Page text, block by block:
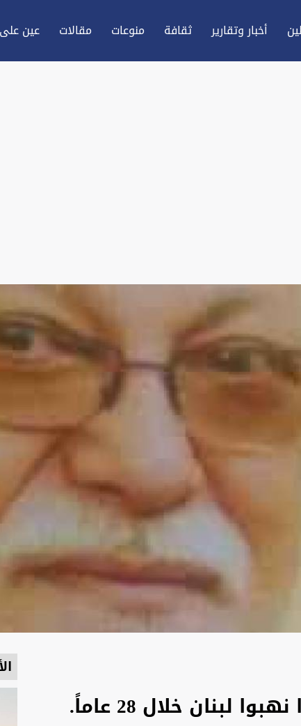
أخبار وتقارير ثقافة منوعات مقالات عين
خلال 28 عاماً.